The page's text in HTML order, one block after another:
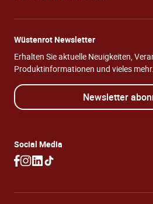
Wüstenrot Newsletter
Erhalten Sie aktuelle Neuigkeiten,
Produktinformationen und vieles mehr.
Newsletter
Social Media